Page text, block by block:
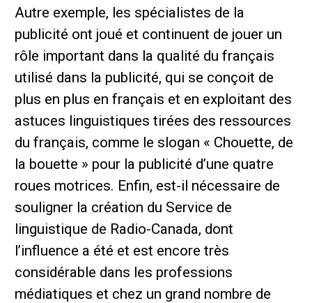
Autre exemple, les spécialistes de la
publicité ont joué et continuent de jouer un
rôle important dans la qualité du français
utilisé dans la publicité, qui se conçoit de
plus en plus en français et en exploitant des
astuces linguistiques tirées des ressources
du français, comme le slogan « Chouette, de
la bouette » pour la publicité d’une quatre
roues motrices. Enfin, est-il nécessaire de
souligner la création du Service de
linguistique de Radio-Canada, dont
l’influence a été et est encore très
considérable dans les professions
médiatiques et chez un grand nombre de